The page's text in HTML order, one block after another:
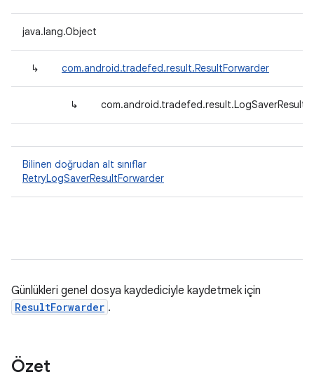
java.lang.Object
↳ com.android.tradefed.result.ResultForwarder
↳
Bilinen doğrudan alt sınıflar
RetryLogSaverResultForwarder
Günlükleri genel dosya kaydediciyle kaydetmek için
ResultForwarder .
Özet